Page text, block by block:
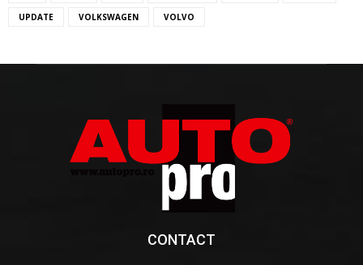
UPDATE VOLKSWAGEN VOLVO
CONTACT